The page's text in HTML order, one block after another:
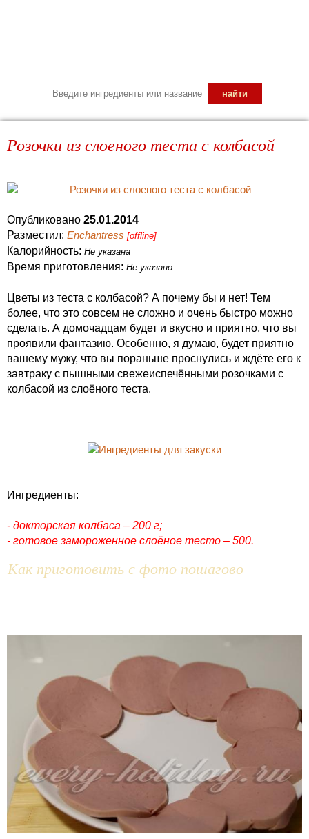
Розочки из слоеного теста с колбасой
Опубликовано 25.01.2014
Разместил: Enchantress [offline]
Калорийность: Не указана
Время приготовления: Не указано
Цветы из теста с колбасой? А почему бы и нет! Тем
более, что это совсем не сложно и очень быстро можно
сделать. А домочадцам будет и вкусно и приятно, что вы
проявили фантазию. Особенно, я думаю, будет приятно
вашему мужу, что вы пораньше проснулись и ждёте его к
завтраку с пышными свежеиспечёнными розочками с
колбасой из слоёного теста.
Ингредиенты:
- докторская колбаса – 200 г;
- готовое замороженное слоёное тесто – 500.
Как приготовить с фото пошагово